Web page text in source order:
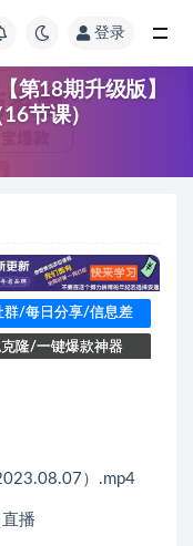
登录
第18期升级版】
节课）
群/每日分享/信息差
隆/一键爆款神器
）.mp4
播